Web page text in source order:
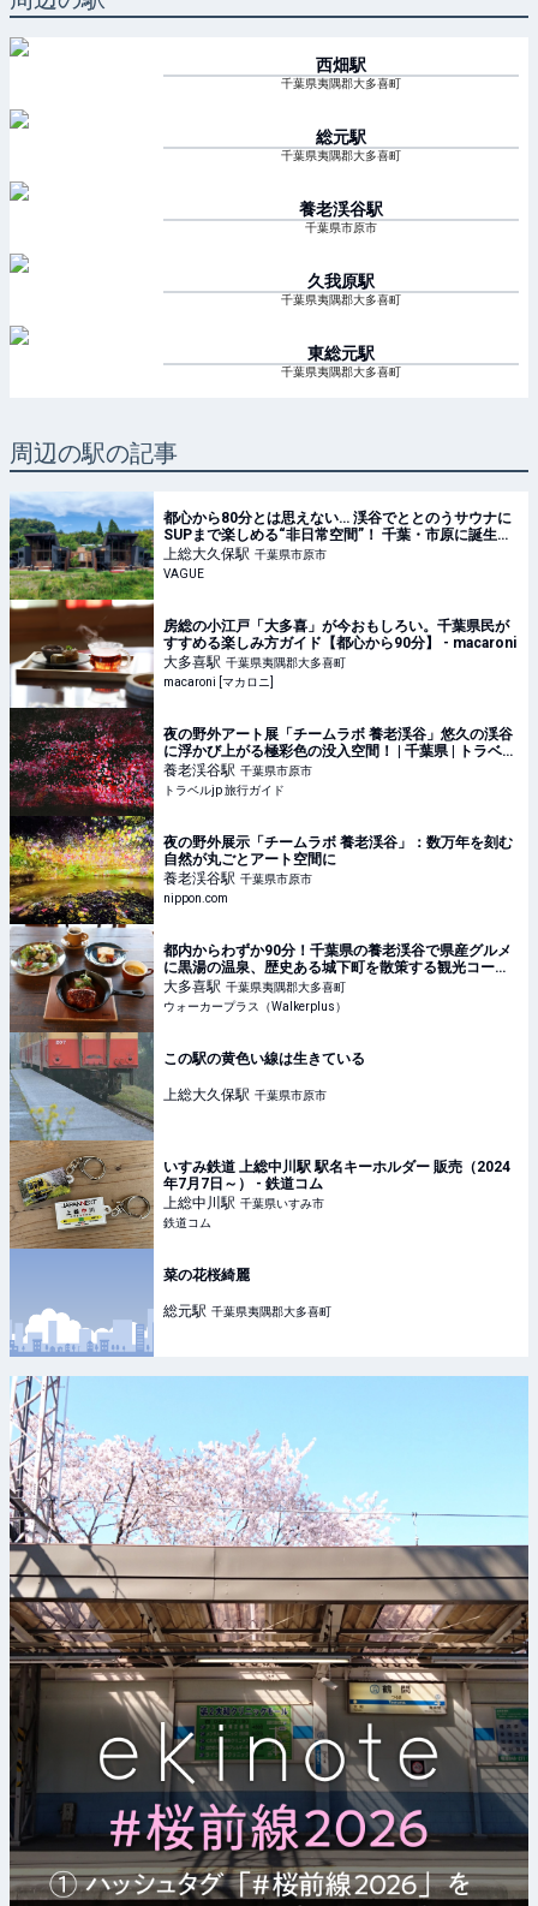
西畑駅
千葉県夷隅郡大多喜町
総元駅
千葉県夷隅郡大多喜町
養老渓谷駅
千葉県市原市
久我原駅
千葉県夷隅郡大多喜町
東総元駅
千葉県夷隅郡大多喜町
周辺の駅の記事
都心から80分とは思えない… 渓谷でととのうサウナに
SUPまで楽しめる“非日常空間”！ 千葉・市原に誕生し
た至れり尽くせりの「一棟貸しヴィラ」とは |
VAGUE(ヴァーグ)
上総大久保駅 千葉県市原市
VAGUE
房総の小江戸「大多喜」が今おもしろい。千葉県民が
すすめる楽しみ方ガイド【都心から90分】 - macaroni
大多喜駅 千葉県夷隅郡大多喜町
macaroni [マカロニ]
夜の野外アート展「チームラボ 養老渓谷」悠久の渓谷
に浮かび上がる極彩色の没入空間！ | 千葉県 | トラベル
jp 旅行ガイド
養老渓谷駅 千葉県市原市
トラベルjp 旅行ガイド
夜の野外展示「チームラボ 養老渓谷」：数万年を刻む
自然が丸ごとアート空間に
養老渓谷駅 千葉県市原市
nippon.com
都内からわずか90分！千葉県の養老渓谷で県産グルメ
に黒湯の温泉、歴史ある城下町を散策する観光コース
｜ウォーカープラス
大多喜駅 千葉県夷隅郡大多喜町
ウォーカープラス（Walkerplus）
この駅の黄色い線は生きている
上総大久保駅 千葉県市原市
いすみ鉄道 上総中川駅 駅名キーホルダー 販売（2024
年7月7日～） - 鉄道コム
上総中川駅 千葉県いすみ市
鉄道コム
菜の花桜綺麗
総元駅 千葉県夷隅郡大多喜町